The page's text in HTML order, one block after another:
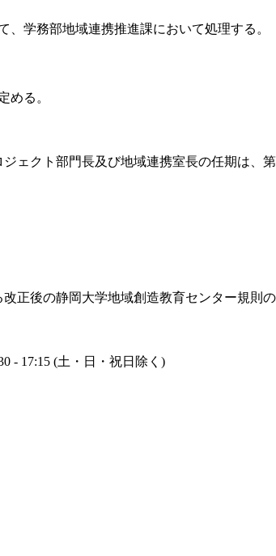
学務部地域連携推進課において処理する。
める。
クト部門長及び地域連携室長の任期は、
後の静岡大学地域創造教育センター規則
- 17:15 (土・日・祝日除く)